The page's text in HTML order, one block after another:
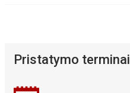
Pristatymo terminai